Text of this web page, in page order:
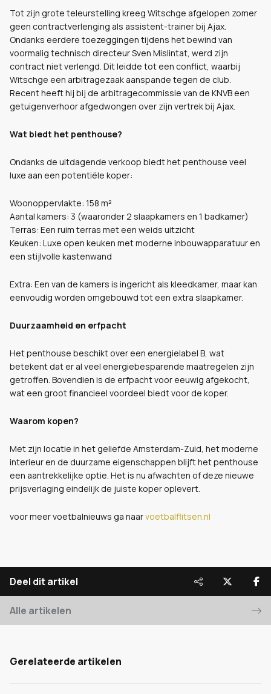
Tot zijn grote teleurstelling kreeg Witschge afgelopen zomer
geen contractverlenging als assistent-trainer bij Ajax.
Ondanks eerdere toezeggingen tijdens het bewind van
voormalig technisch directeur Sven Mislintat, werd zijn
contract niet verlengd. Dit leidde tot een conflict, waarbij
Witschge een arbitragezaak aanspande tegen de club.
Recent heeft hij bij de arbitragecommissie van de KNVB een
getuigenverhoor afgedwongen over zijn vertrek bij Ajax.
Wat biedt het penthouse?
Ondanks de uitdagende verkoop biedt het penthouse veel
luxe aan een potentiële koper:
Woonoppervlakte: 158 m²
Aantal kamers: 3 (waaronder 2 slaapkamers en 1 badkamer)
Terras: Een ruim terras met een weids uitzicht
Keuken: Luxe open keuken met moderne inbouwapparatuur en
een stijlvolle kastenwand
Extra: Een van de kamers is ingericht als kleedkamer, maar kan
eenvoudig worden omgebouwd tot een extra slaapkamer.
Duurzaamheid en erfpacht
Het penthouse beschikt over een energielabel B, wat
betekent dat er al veel energiebesparende maatregelen zijn
getroffen. Bovendien is de erfpacht voor eeuwig afgekocht,
wat een groot financieel voordeel biedt voor de koper.
Waarom kopen?
Met zijn locatie in het geliefde Amsterdam-Zuid, het moderne
interieur en de duurzame eigenschappen blijft het penthouse
een aantrekkelijke optie. Het is nu afwachten of deze nieuwe
prijsverlaging eindelijk de juiste koper oplevert.
voor meer voetbalnieuws ga naarvoetbalflitsen.nl
Deel dit artikel
Alle artikelen
Gerelateerde artikelen